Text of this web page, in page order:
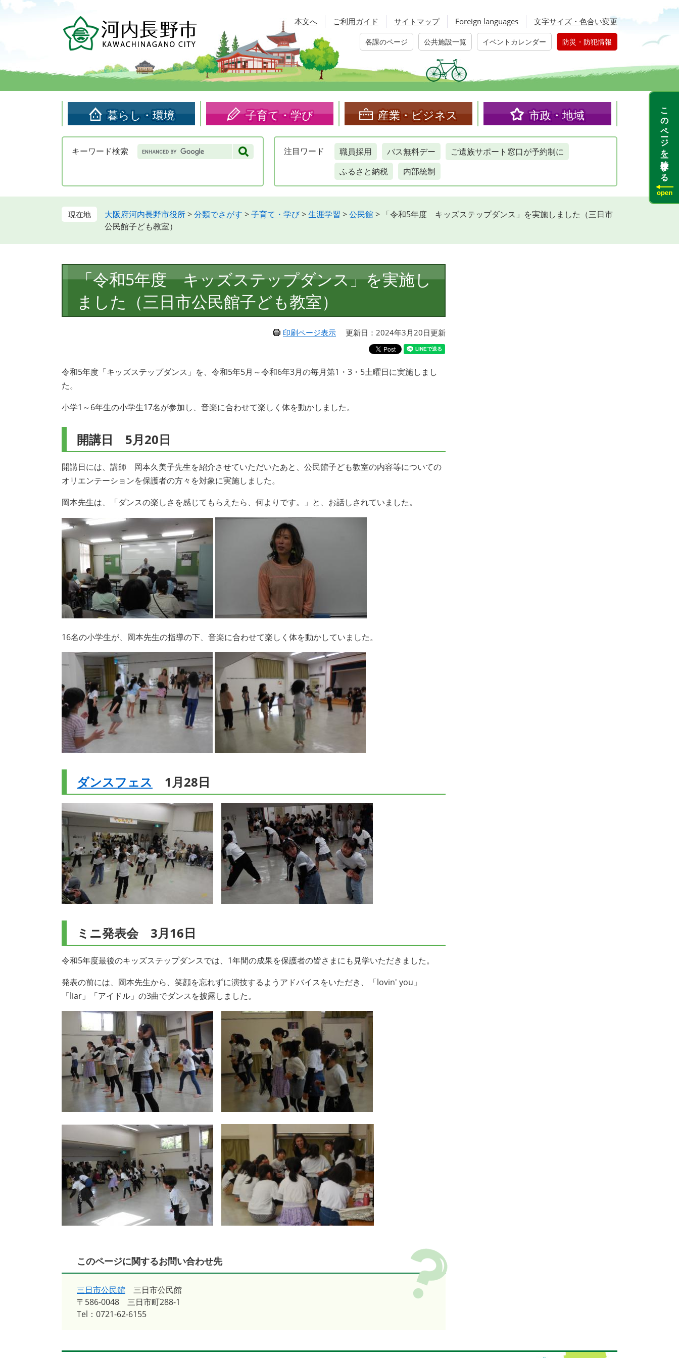
頭
す。
飛
し
本文へ ご利用ガイド サイトマップ Foreign languages 文字サイズ・色合い変更
各課のページ 公共施設一覧 イベントカレンダー 防災・防犯情報
暮らし・環境 子育て・学び 産業・ビジネス 市政・地域
キーワード検索 Google
カ
検
注目 ワード 職員採用 バス無料デー
ご遺族サポート窓口が予約制に
ふるさと納税
内部統制
大阪府河内長野市役所>分類でさがす >子育て・学び>生涯学習 >公民館> 「令和5年度 キッズステップダンス」を実施しました（三日市
公民館子ども教室）
文
「令和5年度 キッズステップダンス」を実施し
ました（三日市公民館子ども教室）
印刷ページ表示 更新日：2024年3月20日更新
令和5年度「キッズステップダンス」を、令和5年5月～令和6年3月の毎月第1・3・5土曜日に実施しまし
た。
小学1～6年生の小学生17名が参加し、音楽に合わせて楽しく体を動かしました。
開講日 5月20日
開講日には、講師 岡本久美子先生を紹介させていただいたあと、公民館子ども教室の内容等についての
オリエンテーションを保護者の方々を対象に実施しました。
岡本先生は、「ダンスの楽しさを感じてもらえたら、何よりです。」と、お話しされていました。
16名の小学生が、岡本先生の指導の下、音楽に合わせて楽しく体を動かしていました。
ダンスフェス 1月28日
ミニ発表会 3月16日
令和5年度最後のキッズステップダンスでは、1年間の成果を保護者の皆さまにも見学いただきました。
発表の前には、岡本先生から、笑顔を忘れずに演技するようアドバイスをいただき、「lovin' you」
「liar」「アイドル」の3曲でダンスを披露しました。
このページに関するお問い合わせ先
三日市公民館
三日市公民館
〒586-0048
三日市町288-1
Tel：0721-62-6155
このページを一時保存する